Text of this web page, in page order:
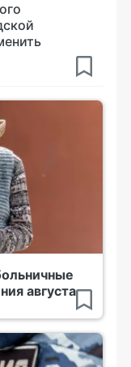
августа